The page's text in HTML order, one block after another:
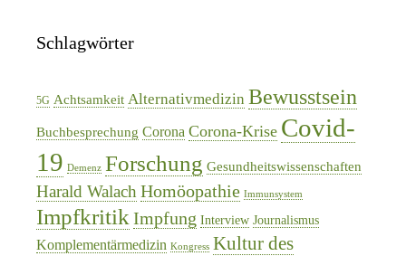
Schlagwörter
5G Achtsamkeit Alternativmedizin Bewusstsein
Buchbesprechung Corona Corona-Krise Covid-
19 Demenz Forschung Gesundheitswissenschaften
Harald WalachHomöopathie Immunsystem
Impfkritik Impfung Interview Journalismus
Komplementärmedizin Kongress Kultur des